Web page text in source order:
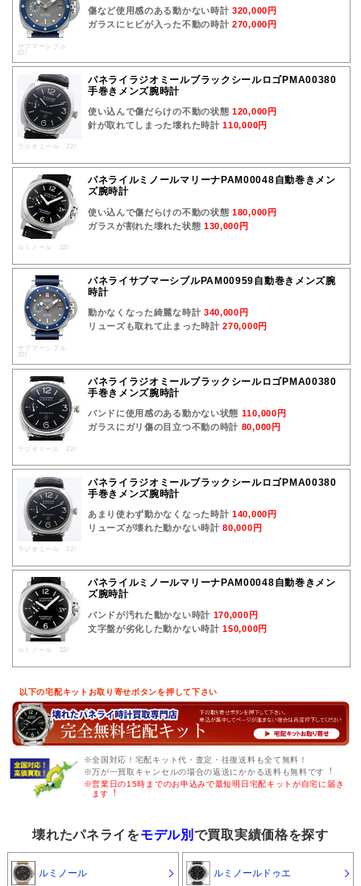
サブマーシブル
22/
傷など使用感のある動かない時計320,000円
ガラスにヒビが入った不動の時計270,000円
ラジオミール 22/
パネライラジオミールブラックシールロゴPMA00380
手巻きメンズ腕時計
使い込んで傷だらけの不動の状態120,000円
針が取れてしまった壊れた時計110,000円
ルミノール 22/
パネライルミノールマリーナPAM00048自動巻きメン
ズ腕時計
使い込んで傷だらけの不動の状態180,000円
ガラスが割れた壊れた状態 130,000円
サブマーシブル
22/
パネライサブマーシブルPAM00959自動巻きメンズ腕
時計
動かなくなった綺麗な時計 340,000円
リューズも取れて止まった時計270,000円
ラジオミール 22/
パネライラジオミールブラックシールロゴPMA00380
手巻きメンズ腕時計
バンドに使用感のある動かない状態 110,000円
ガラスにガリ傷の目立つ不動の時計 80,000円
ラジオミール 22/
パネライラジオミールブラックシールロゴPMA00380
手巻きメンズ腕時計
あまり使わず動かなくなった時計140,000円
リューズが壊れた動かない時計80,000円
ルミノール 22/
パネライルミノールマリーナPAM00048自動巻きメン
ズ腕時計
バンドが汚れた動かない時計 170,000円
文字盤が劣化した動かない時計150,000円
以下の宅配キットお取り寄せボタンを押して下さい
※全国対応！宅配キット代・査定・往復送料も全て無料！
※万が一買取キャンセルの場合の返送にかかる送料も無料です︕
※営業日の15時までのお申込みで最短明日宅配キットが自宅に届き
ます︕
壊れたパネライをモデル別 で買取実績価格を探す
ルミノール ルミノールドゥエ